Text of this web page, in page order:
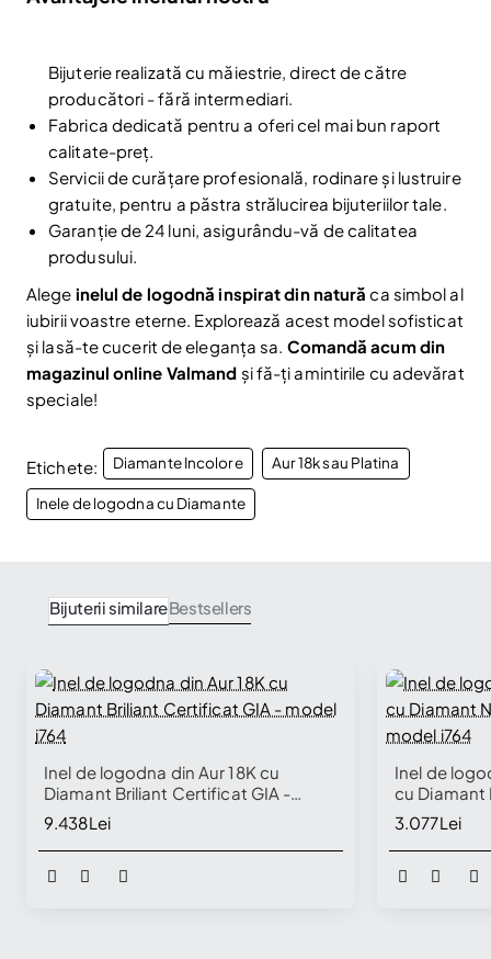
la newsletter-ul nostru.
Email
Abonare
Am citit și sunt de acord cu
Bijuterie realizată cu măiestrie, direct de către
producători - fără intermediari.
Fabrica dedicată pentru a oferi cel mai bun raport
calitate-preț.
Servicii de curățare profesională, rodinare și lustruire
gratuite, pentru a păstra strălucirea bijuteriilor tale.
Garanție de 24 luni, asigurându-vă de calitatea
produsului.
Alege inelul de logodnă inspirat din natură ca simbol al
iubirii voastre eterne. Explorează acest model sofisticat
și lasă-te cucerit de eleganța sa. Comandă acum din
magazinul online Valmand și fă-ți amintirile cu adevărat
speciale!
Etichete: Diamante Incolore Aur 18k sau Platina
Inele de logodna cu Diamante
Bijuterii similareBestsellers
Inel de logodna din Aur 18K cu
Diamant Briliant Certificat GIA -
model i764
9.438Lei
Inel de
cu
model i764
3.077Lei